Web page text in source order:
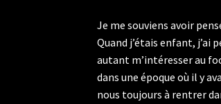
Je me souviens avoir
Quand j’étais enfant, j’ai
autant m’intéresser au
dans une époque où il y
nous toujours à rentrer